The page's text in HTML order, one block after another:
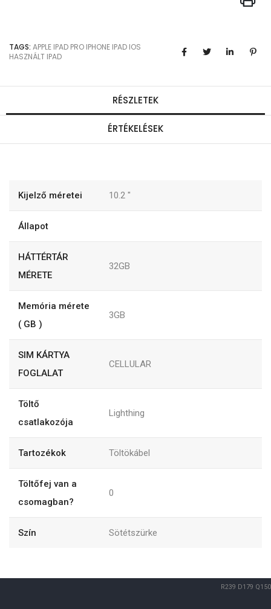
TAGS: APPLE IPAD PRO IPHONE IPAD IOS
HASZNÁLT IPAD
RÉSZLETEK
ÉRTÉKELÉSEK
Kijelző méretei 10.2 "
Állapot
HÁTTÉRTÁR
MÉRETE
32GB
Memória mérete
( GB )
3GB
SIM KÁRTYA
FOGLALAT
CELLULAR
Töltő
csatlakozója
Lighthing
Tartozékok Töltökábel
Töltőfej van a
csomagban?
0
Szín Sötétszürke
R239 D179 Q150